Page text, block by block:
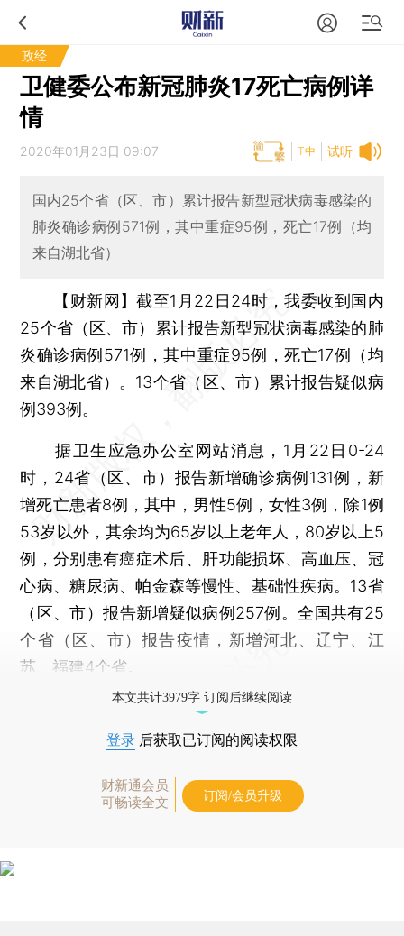
政经
卫健委公布新冠肺炎17死亡病例详
情
试听
2020年01月23日 09:07 T中
国内25个省（区、市）累计报告新型冠状病毒感染的
肺炎确诊病例571例，其中重症95例，死亡17例（均
来自湖北省）
【财新网】截至1月22日24时，我委收到国内
25个省（区、市）累计报告新型冠状病毒感染的肺
炎确诊病例571例，其中重症95例，死亡17例（均
来自湖北省）。13个省（区、市）累计报告疑似病
例393例。
据卫生应急办公室网站消息，1月22日0-24
时，24省（区、市）报告新增确诊病例131例，新
增死亡患者8例，其中，男性5例，女性3例，除1例
53岁以外，其余均为65岁以上老年人，80岁以上5
例，分别患有癌症术后、肝功能损坏、高血压、冠
心病、糖尿病、帕金森等慢性、基础性疾病。13省
（区、市）报告新增疑似病例257例。全国共有25
个省（区、市）报告疫情，新增河北、辽宁、江
苏、福建4个省。
本文共计3979字 订阅后继续阅读
登录 后获取已订阅的阅读权限
财新通会员
可畅读全文
订阅/会员升级